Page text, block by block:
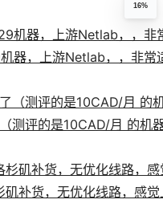
，上游Netlab，，非常
测评的是10CAD/月 的
矶补货，无优化线路，感
16%